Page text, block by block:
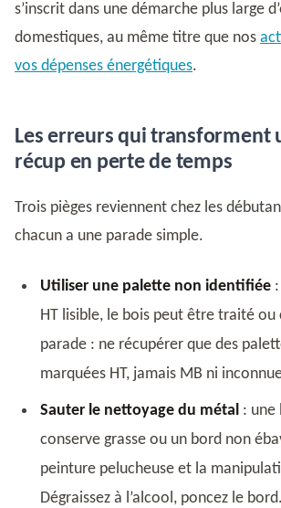
s’inscrit dans une démarche plus large
domestiques, au même titre que nos
vos dépenses énergétiques.
Les erreurs qui transforment
récup en perte de temps
Trois pièges reviennent chez les
chacun a une parade simple.
Utiliser une palette non identifiée
HT lisible, le bois peut être traité ou
parade : ne récupérer que des
marquées HT, jamais MB ni
Sauter le nettoyage du métal : une
conserve grasse ou un bord non
peinture pelucheuse et la
Dégraissez à l’alcool, poncez le bord.